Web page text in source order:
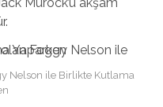
Nelson ile Birlikte Kutlama